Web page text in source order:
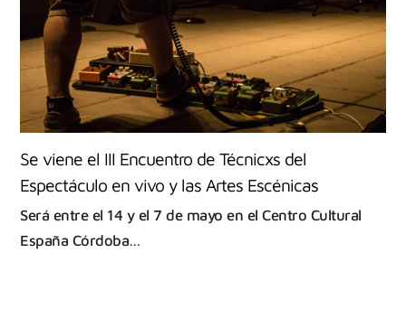
Se viene el III Encuentro de Técnicxs del
Espectáculo en vivo y las Artes Escénicas
Será entre el 14 y el 7 de mayo en el Centro Cultural
España Córdoba…